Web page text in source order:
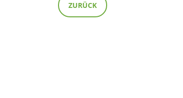
ZURÜCK